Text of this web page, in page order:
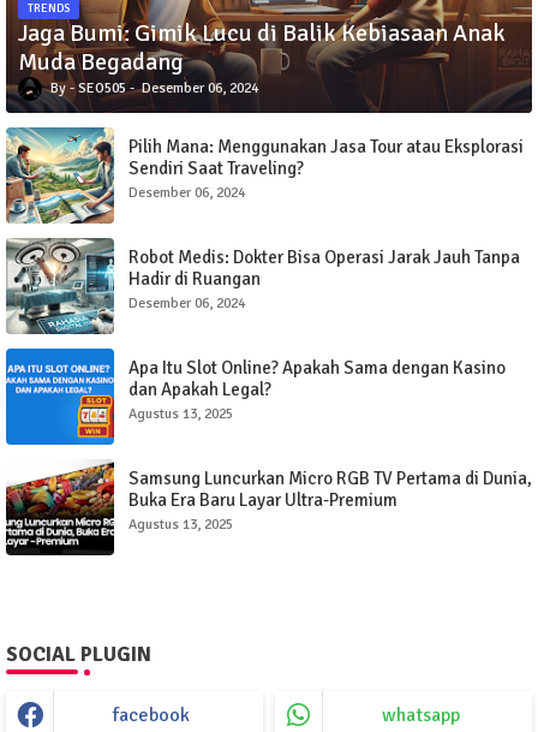
TRENDS
Jaga Bumi: Gimik Lucu di Balik Kebiasaan Anak
Muda Begadang
SEO505 Desember 06, 2024
Pilih Mana: Menggunakan Jasa Tour atau Eksplorasi
Sendiri Saat Traveling?
Desember 06, 2024
Robot Medis: Dokter Bisa Operasi Jarak Jauh Tanpa
Hadir di Ruangan
Desember 06, 2024
Apa Itu Slot Online? Apakah Sama dengan Kasino
dan Apakah Legal?
Agustus 13, 2025
Samsung Luncurkan Micro RGB TV Pertama di Dunia,
Buka Era Baru Layar Ultra-Premium
Agustus 13, 2025
SOCIAL PLUGIN
facebook whatsapp